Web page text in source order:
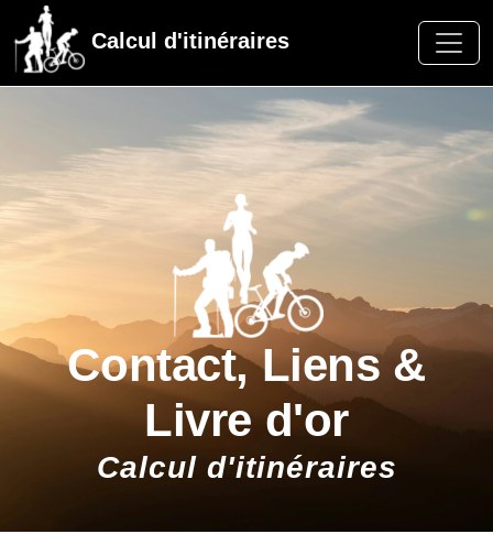
Calcul d'itinéraires
Contact, Liens &
Livre d'or
Calcul d'itinéraires